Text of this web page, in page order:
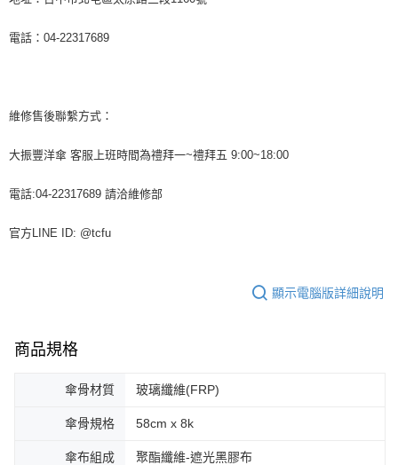
電話：04-22317689
維修售後聯繫方式：
大振豐洋傘 客服上班時間為禮拜一~禮拜五 9:00~18:00
電話:04-22317689 請洽維修部
官方LINE ID: @tcfu
顯示電腦版詳細說明
商品規格
傘骨材質 玻璃纖維(FRP)
傘骨規格 58cm x 8k
傘布組成 聚酯纖維-遮光黑膠布